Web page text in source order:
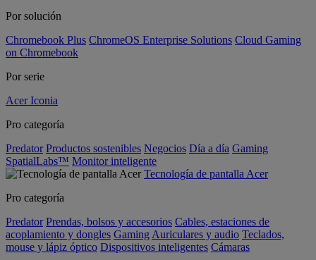
Por solución
Chromebook Plus ChromeOS Enterprise Solutions Cloud Gaming
on Chromebook
Por serie
Acer Iconia
Pro categoría
Predator Productos sostenibles Negocios Día a día Gaming
SpatialLabs™ Monitor inteligente
Tecnología de pantalla Acer
Pro categoría
Predator Prendas, bolsos y accesorios Cables, estaciones de
acoplamiento y dongles Gaming Auriculares y audio Teclados,
mouse y lápiz óptico Dispositivos inteligentes Cámaras